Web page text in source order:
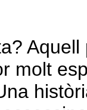
molt